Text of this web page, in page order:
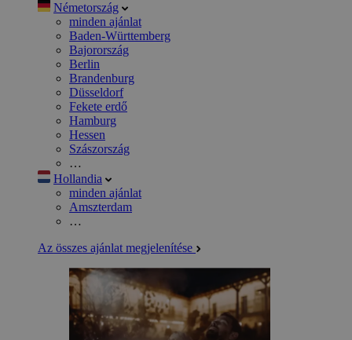
Németország
minden ajánlat
Baden-Württemberg
Bajorország
Berlin
Brandenburg
Düsseldorf
Fekete erdő
Hamburg
Hessen
Szászország
…
Hollandia
minden ajánlat
Amszterdam
…
Az összes ajánlat megjelenítése